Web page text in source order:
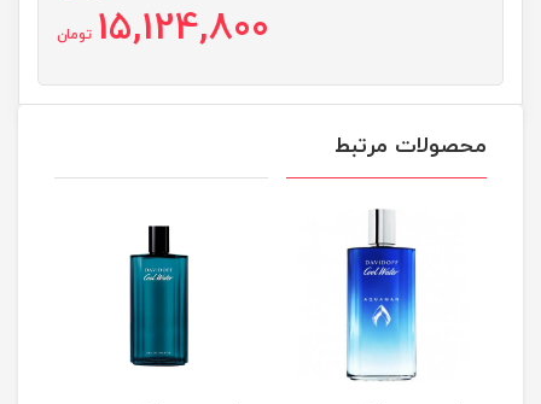
15,124,800 تومان
محصولات مرتبط